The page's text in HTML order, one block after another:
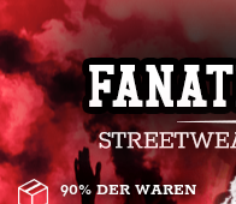
90% DER WAREN